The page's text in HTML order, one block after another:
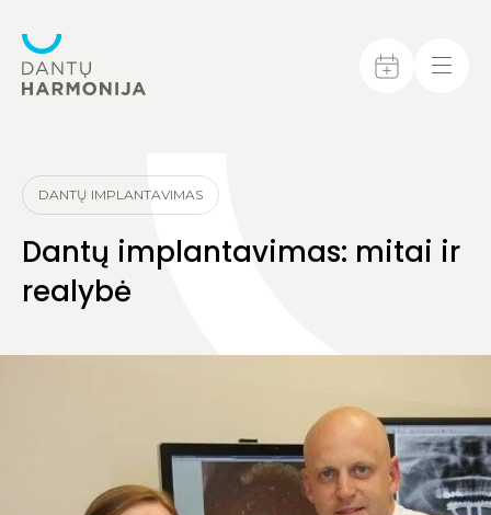
DANTŲ IMPLANTAVIMAS
Dantų implantavimas: mitai ir
realybė